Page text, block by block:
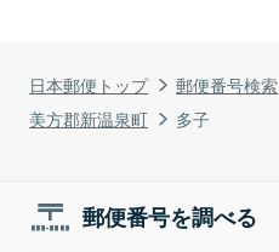
日本郵便トップ 郵便番号検索
美方郡新温泉町
多子
郵便番号を調べる